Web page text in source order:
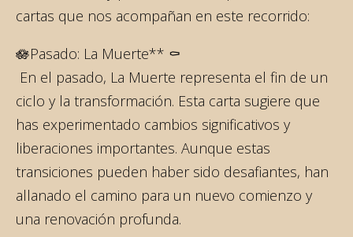
cartas que nos acompañan en este recorrido:
🪷Pasado: La Muerte** ⚰️
En el pasado, La Muerte representa el fin de un
ciclo y la transformación. Esta carta sugiere que
has experimentado cambios significativos y
liberaciones importantes. Aunque estas
transiciones pueden haber sido desafiantes, han
allanado el camino para un nuevo comienzo y
una renovación profunda.